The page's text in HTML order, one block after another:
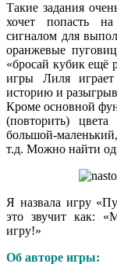
Такие задания
хочет попасть
сигналом для
оранжевые
«бросай кубик ещё
игры Лиля
историю и
Кроме основной
(повторить)
большой-
т.д. Можно найти
Я назвала игру
это звучит как:
игру!»
Об авторе игры: